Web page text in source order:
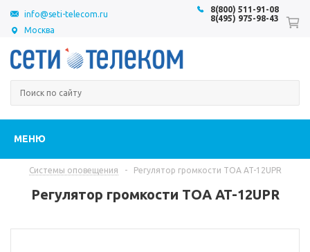
Москва
8(800) 511-91-08
8(495) 975-98-43
info@seti-telecom.ru
МЕНЮ
Системы оповещения - Регулятор громкости TOA AT-12UPR
Регулятор громкости TOA AT-12UPR